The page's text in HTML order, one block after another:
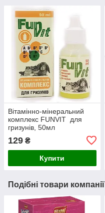
Вітамінно-мінеральний
комплекс FUNVIT для
гризунів, 50мл
129 ₴
Купити
Подібні товари компанії